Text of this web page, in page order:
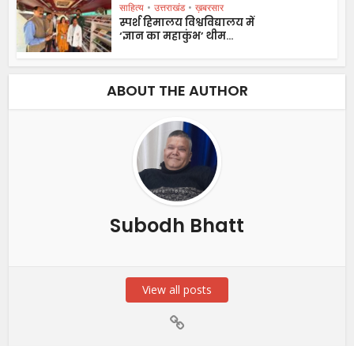
साहित्य • उत्तराखंड • ख़बरसार
स्पर्श हिमालय विश्वविद्यालय में
‘ज्ञान का महाकुंभ’ थीम...
ABOUT THE AUTHOR
Subodh Bhatt
View all posts